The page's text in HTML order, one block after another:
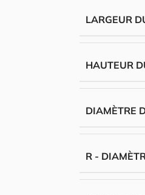
LARGEUR
HAUTEUR
DIAMÈTRE
R -